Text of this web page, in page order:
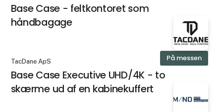
Base Case - feltkontoret som
håndbagage
På messen
TacDane ApS
Base Case Executive UHD/4K - to
skærme ud af en kabinekuffert